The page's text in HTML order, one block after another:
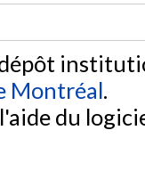
Montréal.
du